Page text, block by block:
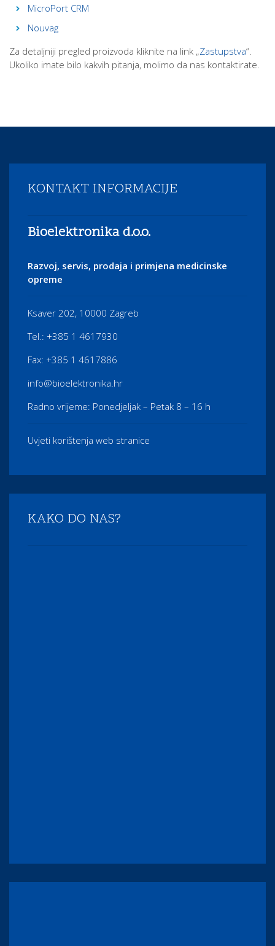
MicroPort CRM
Nouvag
Za detaljniji pregled proizvoda kliknite na link „Zastupstva“.
Ukoliko imate bilo kakvih pitanja, molimo da nas kontaktirate.
KONTAKT INFORMACIJE
Bioelektronika d.o.o.
Razvoj, servis, prodaja i primjena medicinske
opreme
Ksaver 202, 10000 Zagreb
Tel.: +385 1 4617930
Fax: +385 1 4617886
info@bioelektronika.hr
Radno vrijeme: Ponedjeljak – Petak 8 – 16 h
Uvjeti korištenja web stranice
KAKO DO NAS?